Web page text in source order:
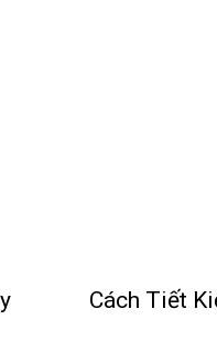
Cách Tiết